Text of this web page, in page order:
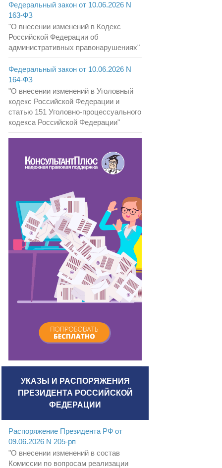
Федеральный закон от 10.06.2026 N
163-ФЗ
"О внесении изменений в Кодекс
Российской Федерации об
административных правонарушениях"
Федеральный закон от 10.06.2026 N
164-ФЗ
"О внесении изменений в Уголовный
кодекс Российской Федерации и
статью 151 Уголовно-процессуального
кодекса Российской Федерации"
УКАЗЫ И РАСПОРЯЖЕНИЯ
ПРЕЗИДЕНТА РОССИЙСКОЙ
ФЕДЕРАЦИИ
Распоряжение Президента РФ от
09.06.2026 N 205-рп
"О внесении изменений в состав
Комиссии по вопросам реализации